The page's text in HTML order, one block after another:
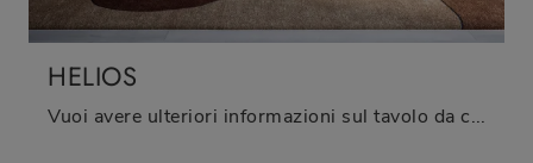
HELIOS
Vuoi avere ulteriori informazioni sul tavolo da cucina Helios di Arredo3? Clicca e scopri di più sui modelli allungabili dell'azienda.